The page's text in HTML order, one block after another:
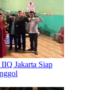
Jakarta Siap